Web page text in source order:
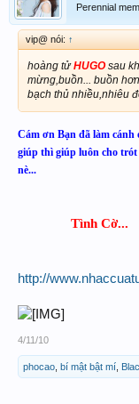
Perennial
vip@ nói: ↑
hoàng tửHUGOsau
mừng,buồn... buồn
bạch thủ nhiều,nhiêu
Cám ơn Bạn đã làm
giúp thì giúp luôn cho
nè...
Tình Cờ...
http://
4/11/10
phocao, bí mật bật mí,